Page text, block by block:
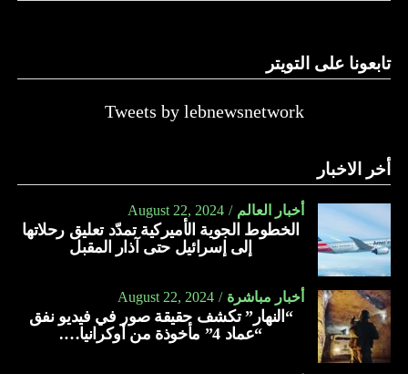
تابعونا على التويتر
Tweets by lebnewsnetwork
أخر الاخبار
أخبار العالم August 22, 2024
الخطوط الجوية الأميركية تمدّد تعليق رحلاتها
إلى إسرائيل حتى آذار المقبل
أخبار مباشرة August 22, 2024
“النهار” تكشف حقيقة صور في فيديو نفق
“عماد 4” مأخوذة من أوكرانيا….